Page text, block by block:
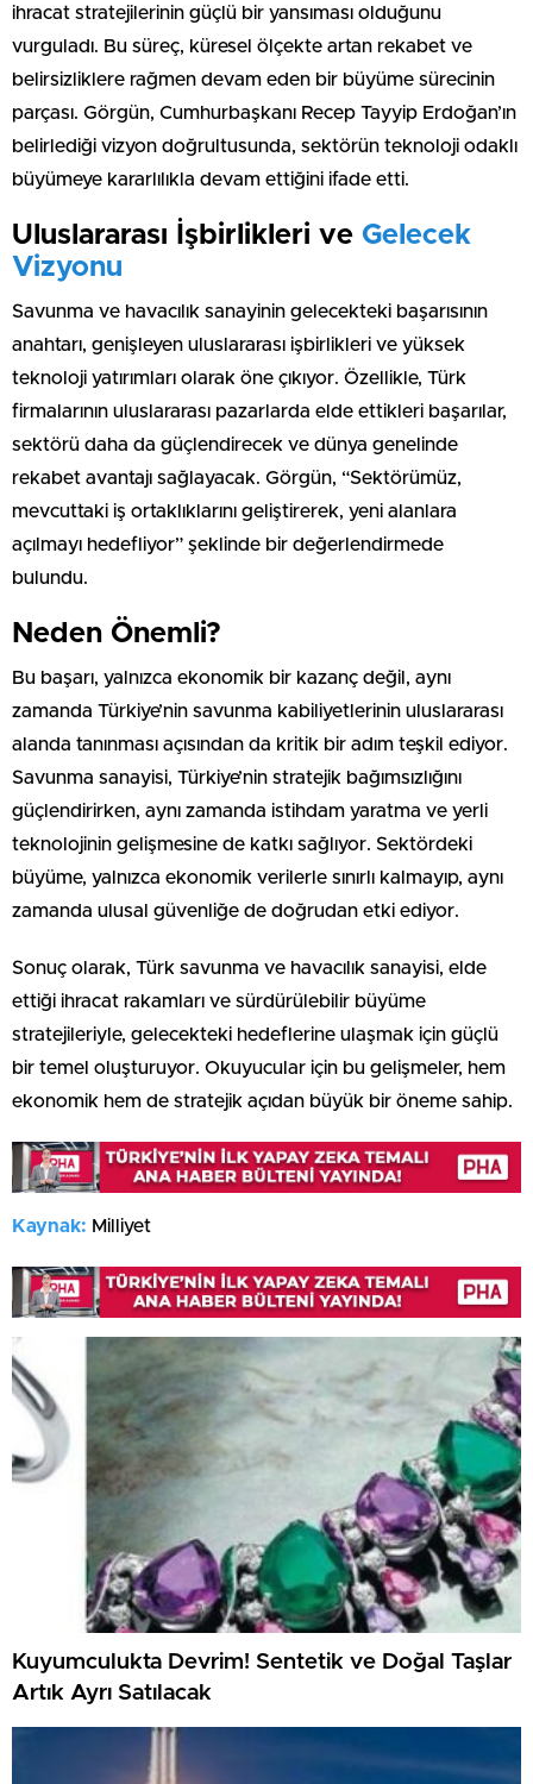
ihracat stratejilerinin güçlü bir yansıması olduğunu
vurguladı. Bu süreç, küresel ölçekte artan rekabet ve
belirsizliklere rağmen devam eden bir büyüme sürecinin
parçası. Görgün, Cumhurbaşkanı Recep Tayyip Erdoğan’ın
belirlediği vizyon doğrultusunda, sektörün teknoloji odaklı
büyümeye kararlılıkla devam ettiğini ifade etti.
Uluslararası İşbirlikleri ve Gelecek
Vizyonu
Savunma ve havacılık sanayinin gelecekteki başarısının
anahtarı, genişleyen uluslararası işbirlikleri ve yüksek
teknoloji yatırımları olarak öne çıkıyor. Özellikle, Türk
firmalarının uluslararası pazarlarda elde ettikleri başarılar,
sektörü daha da güçlendirecek ve dünya genelinde
rekabet avantajı sağlayacak. Görgün, “Sektörümüz,
mevcuttaki iş ortaklıklarını geliştirerek, yeni alanlara
açılmayı hedefliyor” şeklinde bir değerlendirmede
bulundu.
Neden Önemli?
Bu başarı, yalnızca ekonomik bir kazanç değil, aynı
zamanda Türkiye’nin savunma kabiliyetlerinin uluslararası
alanda tanınması açısından da kritik bir adım teşkil ediyor.
Savunma sanayisi, Türkiye’nin stratejik bağımsızlığını
güçlendirirken, aynı zamanda istihdam yaratma ve yerli
teknolojinin gelişmesine de katkı sağlıyor. Sektördeki
büyüme, yalnızca ekonomik verilerle sınırlı kalmayıp, aynı
zamanda ulusal güvenliğe de doğrudan etki ediyor.
Sonuç olarak, Türk savunma ve havacılık sanayisi, elde
ettiği ihracat rakamları ve sürdürülebilir büyüme
stratejileriyle, gelecekteki hedeflerine ulaşmak için güçlü
bir temel oluşturuyor. Okuyucular için bu gelişmeler, hem
ekonomik hem de stratejik açıdan büyük bir öneme sahip.
Kaynak: Milliyet
Kuyumculukta Devrim! Sentetik ve Doğal Taşlar
Artık Ayrı Satılacak